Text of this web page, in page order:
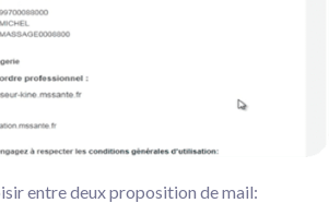
entre deux proposition de mail: